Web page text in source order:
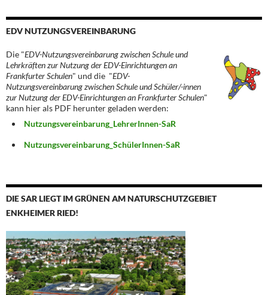
EDV NUTZUNGSVEREINBARUNG
Die "EDV-Nutzungsvereinbarung zwischen Schule und
Lehrkräften zur Nutzung der EDV-Einrichtungen an
Frankfurter Schulen" und die "EDV-
Nutzungsvereinbarung zwischen Schule und Schüler/-innen
zur Nutzung der EDV-Einrichtungen an Frankfurter Schulen"
kann hier als PDF herunter geladen werden:
Nutzungsvereinbarung_LehrerInnen-SaR
Nutzungsvereinbarung_SchülerInnen-SaR
DIE SAR LIEGT IM GRÜNEN AM NATURSCHUTZGEBIET
ENKHEIMER RIED!